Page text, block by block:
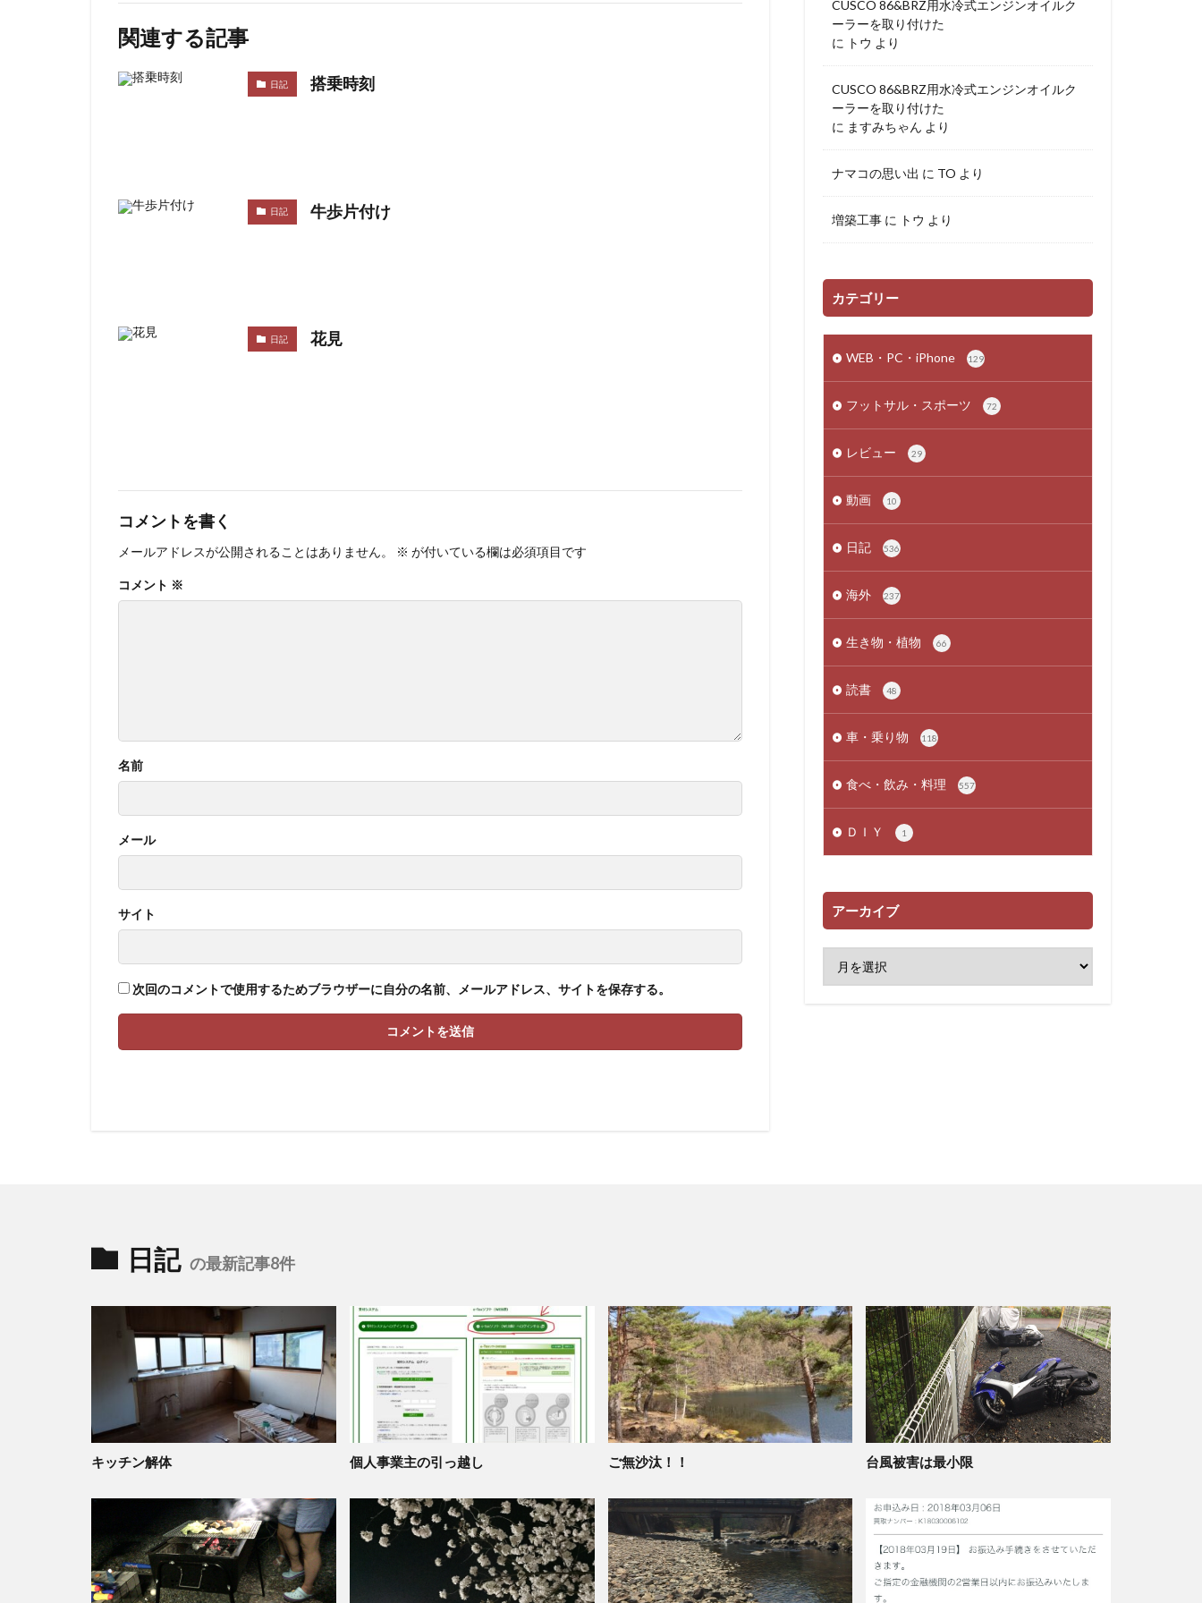
関連する記事
日記 搭乗時刻
日記 牛歩片付け
日記 花見
コメントを書く
メールアドレスが公開されることはありません。 ※ が付いている欄は必須項目です
コメント ※
名前
メール
サイト
次回のコメントで使用するためブラウザーに自分の名前、メールアドレス、サイトを保存する。
CUSCO 86&BRZ用水冷式エンジンオイルク
ーラーを取り付けた
に トウ より
CUSCO 86&BRZ用水冷式エンジンオイルク
ーラーを取り付けた
に ますみちゃん より
ナマコの思い出 に TO より
増築工事 に トウ より
カテゴリー
WEB・PC・iPhone 129
フットサル・スポーツ 72
レビュー 29
動画 10
日記 536
海外 237
生き物・植物 66
読書 48
車・乗り物 118
食べ・飲み・料理 557
ＤＩＹ 1
アーカイブ
日記 の最新記事8件
キッチン解体 個人事業主の引っ越し ご無沙汰！！ 台風被害は最小限